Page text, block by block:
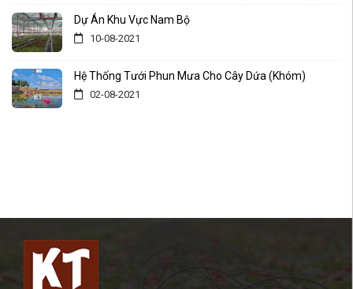
Dự Án Khu Vực Nam Bộ
10-08-2021
Hệ Thống Tưới Phun Mưa Cho Cây Dứa (Khóm)
02-08-2021